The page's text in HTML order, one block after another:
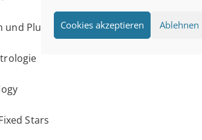
Cookies akzeptieren Ablehnen
und Pluto im Transit
Stars